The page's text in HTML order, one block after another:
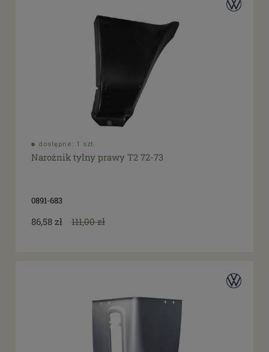
dostępne: 1 szt.
Narożnik tylny prawy T2 72-73
0891-683
86,58 zł 111,00 zł